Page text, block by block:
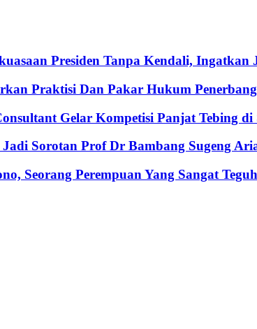
Presiden Tanpa Kendali,
Praktisi Dan Pakar Hukum
Gelar Kompetisi Panjat Tebing
Sorotan Prof Dr Bambang Sugeng
Seorang Perempuan Yang Sangat